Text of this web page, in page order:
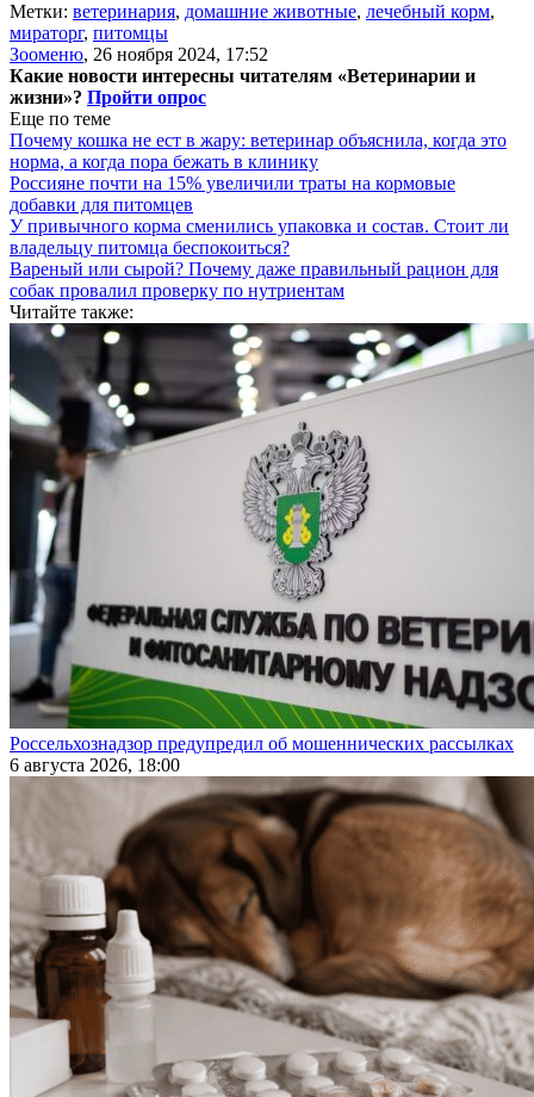
Метки: ветеринария, домашние животные, лечебный корм,
мираторг, питомцы
Зооменю, 26 ноября 2024, 17:52
Какие новости интересны читателям «Ветеринарии и
жизни»? Пройти опрос
Еще по теме
Почему кошка не ест в жару: ветеринар объяснила, когда это
норма, а когда пора бежать в клинику
Россияне почти на 15% увеличили траты на кормовые
добавки для питомцев
У привычного корма сменились упаковка и состав. Стоит ли
владельцу питомца беспокоиться?
Вареный или сырой? Почему даже правильный рацион для
собак провалил проверку по нутриентам
Читайте также:
Россельхознадзор предупредил об мошеннических рассылках
6 августа 2026, 18:00